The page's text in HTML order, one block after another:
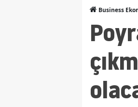
Business